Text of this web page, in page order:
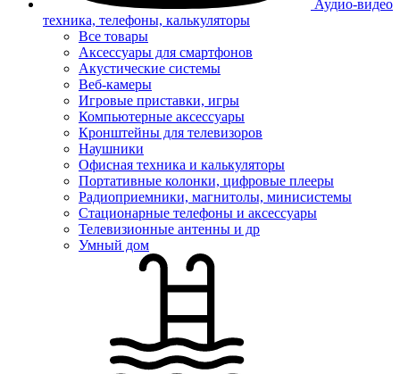
Аудио-видео
техника, телефоны, калькуляторы
Все товары
Аксессуары для смартфонов
Акустические системы
Веб-камеры
Игровые приставки, игры
Компьютерные аксессуары
Кронштейны для телевизоров
Наушники
Офисная техника и калькуляторы
Портативные колонки, цифровые плееры
Радиоприемники, магнитолы, минисистемы
Стационарные телефоны и аксессуары
Телевизионные антенны и др
Умный дом